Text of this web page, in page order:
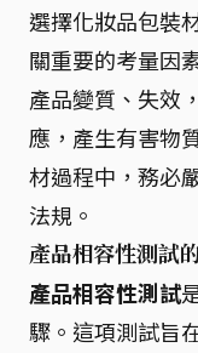
選擇化妝品包裝
關重要的考量因
產品變質、失效
應，產生有害物
材過程中，務必
法規。
產品相容性測試
產品相容性測試
驟。這項測試旨